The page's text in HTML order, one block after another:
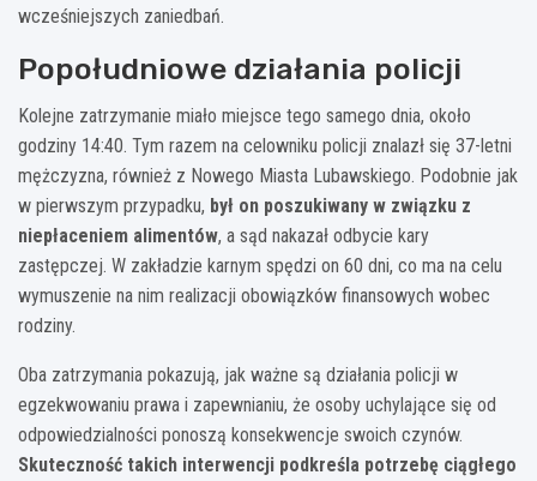
wcześniejszych zaniedbań.
Popołudniowe działania policji
Kolejne zatrzymanie miało miejsce tego samego dnia, około
godziny 14:40. Tym razem na celowniku policji znalazł się 37-letni
mężczyzna, również z Nowego Miasta Lubawskiego. Podobnie jak
w pierwszym przypadku, był on poszukiwany w związku z
niepłaceniem alimentów, a sąd nakazał odbycie kary
zastępczej. W zakładzie karnym spędzi on 60 dni, co ma na celu
wymuszenie na nim realizacji obowiązków finansowych wobec
rodziny.
Oba zatrzymania pokazują, jak ważne są działania policji w
egzekwowaniu prawa i zapewnianiu, że osoby uchylające się od
odpowiedzialności ponoszą konsekwencje swoich czynów.
Skuteczność takich interwencji podkreśla potrzebę ciągłego